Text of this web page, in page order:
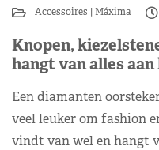
Accessoires Máxima
Knopen,
hangt van alles
Een diamanten
veel leuker om fashion
vindt van wel en hangt